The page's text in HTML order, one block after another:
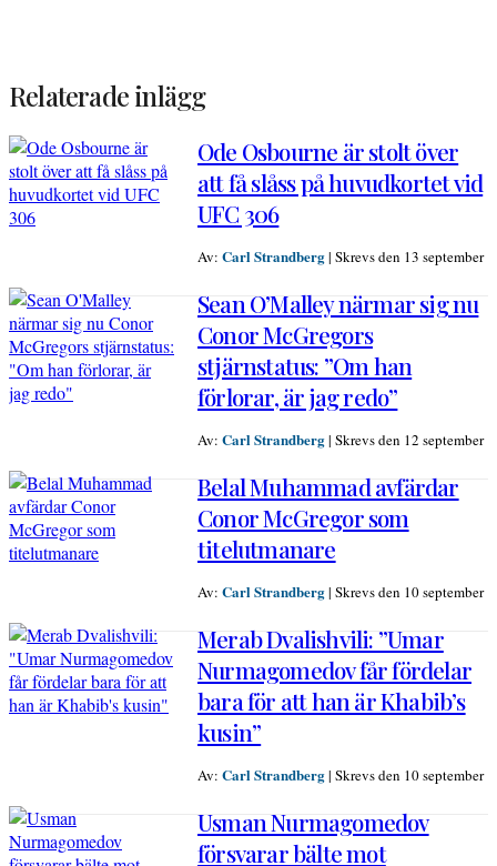
Relaterade inlägg
Ode Osbourne är stolt över
att få slåss på huvudkortet vid
UFC 306
Av: Carl Strandberg| Skrevs den 13 september
Sean O’Malley närmar sig nu
Conor McGregors
stjärnstatus: ”Om han
förlorar, är jag redo”
Av: Carl Strandberg| Skrevs den 12 september
Belal Muhammad avfärdar
Conor McGregor som
titelutmanare
Av: Carl Strandberg| Skrevs den 10 september
Merab Dvalishvili: ”Umar
Nurmagomedov får fördelar
bara för att han är Khabib’s
kusin”
Av: Carl Strandberg| Skrevs den 10 september
Usman Nurmagomedov
försvarar bälte mot